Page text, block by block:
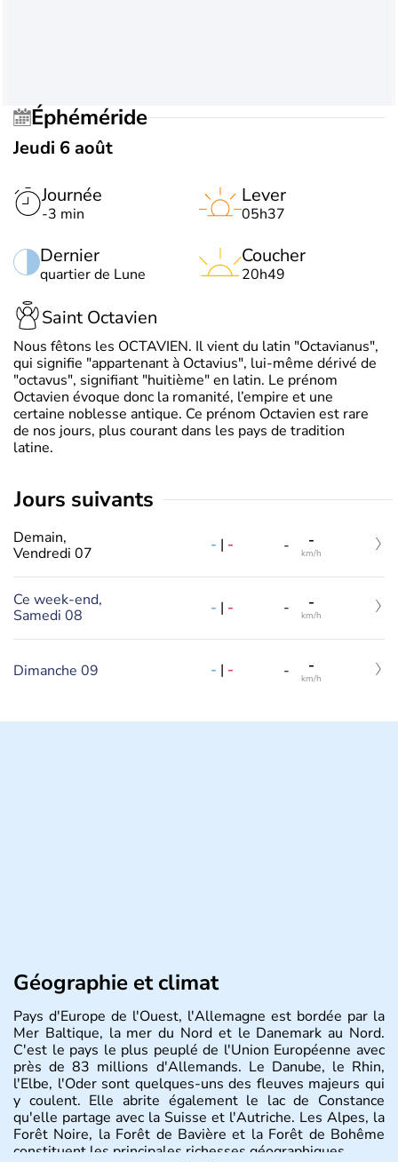
Éphéméride
Jeudi 6 août
Journée
-3 min
Dernier
quartier de Lune
Lever
05h37
Coucher
20h49
Saint Octavien
Nous fêtons les OCTAVIEN. Il vient du latin "Octavianus",
qui signifie "appartenant à Octavius", lui-même dérivé de
"octavus", signifiant "huitième" en latin. Le prénom
Octavien évoque donc la romanité, l’empire et une
certaine noblesse antique. Ce prénom Octavien est rare
de nos jours, plus courant dans les pays de tradition
latine.
jours suivants
Demain,
Vendredi 07
- | - - -
km/h
Ce week-end,
Samedi 08
- | - - -
km/h
Dimanche 09 - | - - -
km/h
Géographie et climat
Pays d'Europe de l'Ouest, l'Allemagne est bordée par la
Mer Baltique, la mer du Nord et le Danemark au Nord.
C'est le pays le plus peuplé de l'Union Européenne avec
près de 83 millions d'Allemands. Le Danube, le Rhin,
l'Elbe, l'Oder sont quelques-uns des fleuves majeurs qui
y coulent. Elle abrite également le lac de Constance
qu'elle partage avec la Suisse et l'Autriche. Les Alpes, la
Forêt Noire, la Forêt de Bavière et la Forêt de Bohême
constituent les principales richesses géographiques.